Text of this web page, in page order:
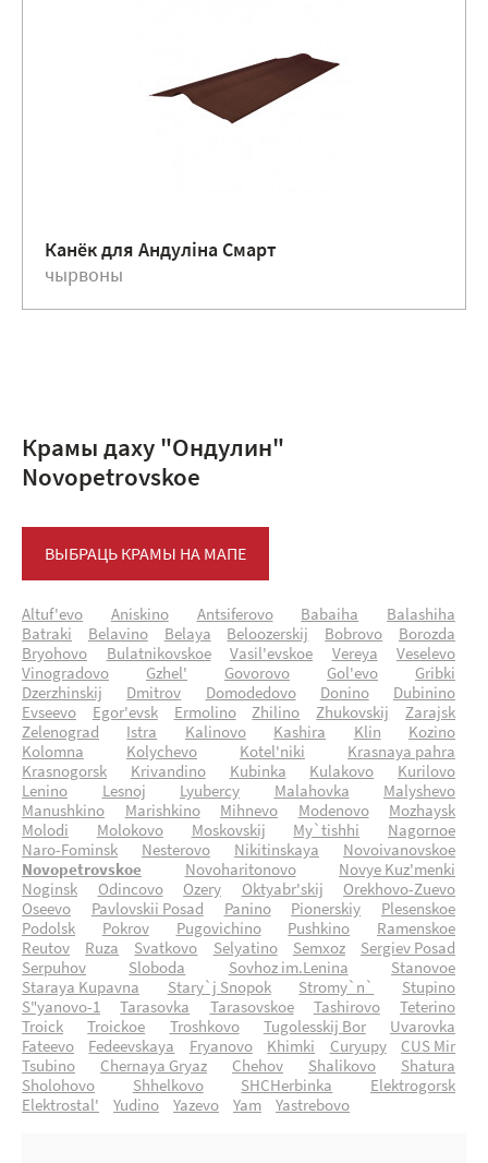
Канёк для Андулiна Смарт
чырвоны
Крамы даху "Ондулин"
Novopetrovskoe
ВЫБРАЦЬ КРАМЫ НА МАПЕ
Altuf'evo Aniskino Antsiferovo Babaiha
Balashiha
Batraki
Belavino Belaya Beloozerskij Bobrovo
Borozda
Bryohovo
Bulatnikovskoe Vasil'evskoe Vereya
Veselevo
Vinogradovo
Gzhel' Govorovo Gol'evo
Gribki
Dzerzhinskij
Dmitrov Domodedovo Donino
Dubinino
Evseevo
Egor'evsk Ermolino Zhilino Zhukovskij
Zarajsk
Zelenograd
Istra Kalinovo Kashira Klin
Kozino
Kolomna
Kolychevo Kotel'niki
Krasnaya pahra
Krasnogorsk
Krivandino Kubinka Kulakovo
Kurilovo
Lenino
Lesnoj Lyubercy Malahovka
Malyshevo
Manushkino
Marishkino Mihnevo Modenovo
Mozhaysk
Molodi
Molokovo Moskovskij My`tishhi
Nagornoe
Naro-Fominsk
Nesterovo Nikitinskaya
Novoivanovskoe
Novopetrovskoe
Novoharitonovo
Novye Kuz'menki
Noginsk
Odincovo Ozery Oktyabr'skij
Orekhovo-Zuevo
Oseevo
Pavlovskii Posad Panino Pionerskiy
Plesenskoe
Podolsk
Pokrov Pugovichino Pushkino
Ramenskoe
Reutov
Ruza Svatkovo Selyatino Semxoz
Sergiev Posad
Serpuhov
Sloboda Sovhoz im.Lenina
Stanovoe
Staraya Kupavna
Stary`j Snopok Stromy`n`
Stupino
S"yanovo-1
Tarasovka Tarasovskoe Tashirovo
Teterino
Troick
Troickoe Troshkovo Tugolesskij Bor
Uvarovka
Fateevo
Fedeevskaya Fryanovo Khimki Curyupy
CUS Mir
Tsubino
Chernaya Gryaz Chehov Shalikovo
Shatura
Sholohovo
Shhelkovo SHCHerbinka
Elektrogorsk
Elektrostal'
Yudino Yazevo Yam Yastrebovo